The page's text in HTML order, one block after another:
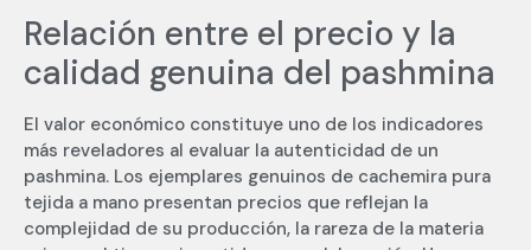
Relación entre el precio y la
calidad genuina del pashmina
El valor económico constituye uno de los indicadores
más reveladores al evaluar la autenticidad de un
pashmina. Los ejemplares genuinos de cachemira pura
tejida a mano presentan precios que reflejan la
complejidad de su producción, la rareza de la materia